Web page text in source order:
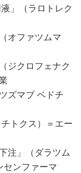
」（ラロトレク
オファツムマ
ジクロフェナク
ズマブ ベドチ
トクス）＝エー
注」（ダラツム
センファーマ